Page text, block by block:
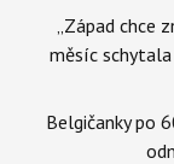
„Západ chce
měsíc
Belgičanky po